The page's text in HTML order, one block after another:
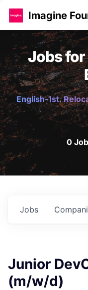
Imagine
Jobs
English-1st.
0
Jobs
Junior
(m/w/d)